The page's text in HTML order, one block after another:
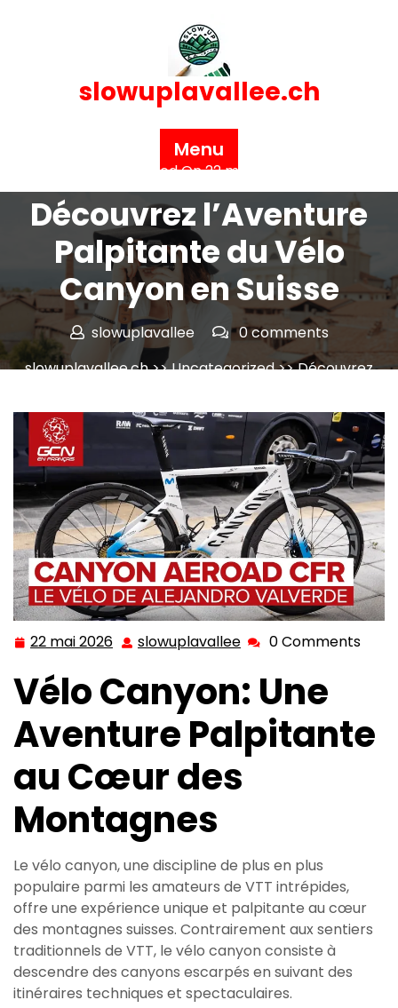
slowuplavallee.ch
Menu
Posted On 22 mai 2026
Découvrez l’Aventure
Palpitante du Vélo
Canyon en Suisse
slowuplavallee
0 comments
slowuplavallee.ch>>Uncategorized>> Découvrez
22 mai 2026 22
2026
slowuplavallee slowuplavallee
0 Comments
Vélo Canyon: Une
Aventure Palpitante
au Cœur des
Montagnes
Le vélo canyon, une discipline de plus en plus
populaire parmi les amateurs de VTT intrépides,
offre une expérience unique et palpitante au cœur
des montagnes suisses. Contrairement aux sentiers
traditionnels de VTT, le vélo canyon consiste à
descendre des canyons escarpés en suivant des
itinéraires techniques et spectaculaires.